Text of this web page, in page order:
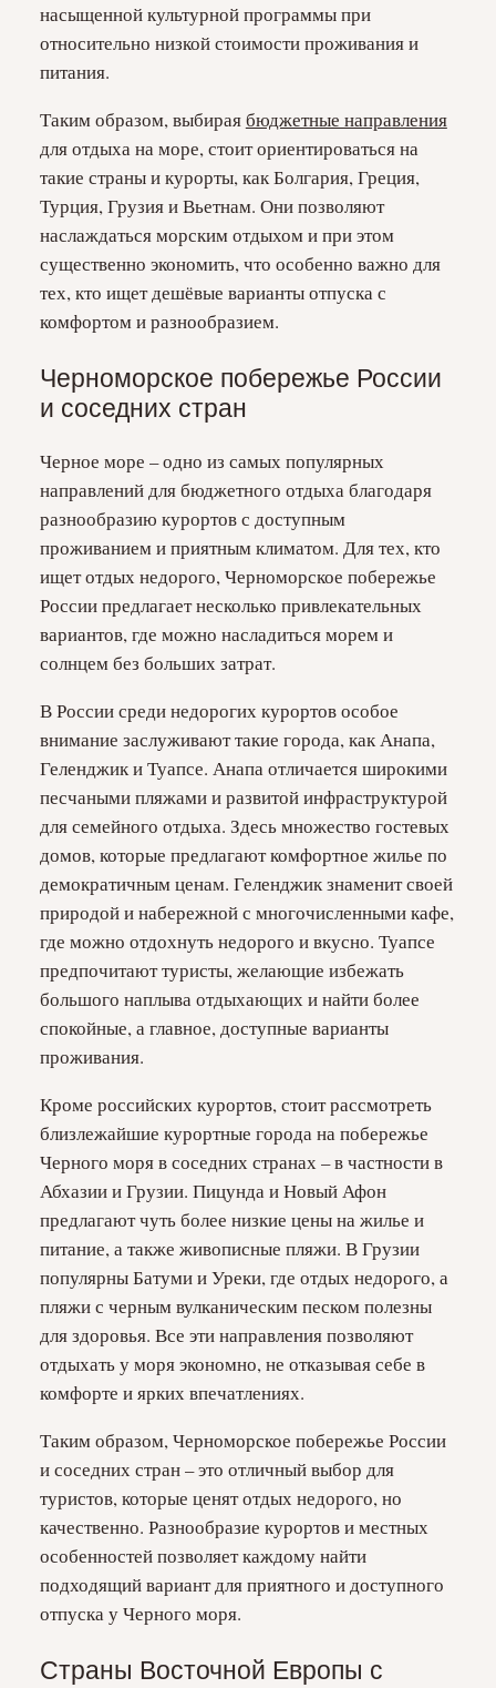
насыщенной культурной программы при
относительно низкой стоимости проживания и
питания.
Таким образом, выбираябюджетные направления
для отдыха на море, стоит ориентироваться на
такие страны и курорты, как Болгария, Греция,
Турция, Грузия и Вьетнам. Они позволяют
наслаждаться морским отдыхом и при этом
существенно экономить, что особенно важно для
тех, кто ищет дешёвые варианты отпуска с
комфортом и разнообразием.
Черноморское побережье России
и соседних стран
Черное море – одно из самых популярных
направлений для бюджетного отдыха благодаря
разнообразию курортов с доступным
проживанием и приятным климатом. Для тех, кто
ищет отдых недорого, Черноморское побережье
России предлагает несколько привлекательных
вариантов, где можно насладиться морем и
солнцем без больших затрат.
В России среди недорогих курортов особое
внимание заслуживают такие города, как Анапа,
Геленджик и Туапсе. Анапа отличается широкими
песчаными пляжами и развитой инфраструктурой
для семейного отдыха. Здесь множество гостевых
домов, которые предлагают комфортное жилье по
демократичным ценам. Геленджик знаменит своей
природой и набережной с многочисленными кафе,
где можно отдохнуть недорого и вкусно. Туапсе
предпочитают туристы, желающие избежать
большого наплыва отдыхающих и найти более
спокойные, а главное, доступные варианты
проживания.
Кроме российских курортов, стоит рассмотреть
близлежайшие курортные города на побережье
Черного моря в соседних странах – в частности в
Абхазии и Грузии. Пицунда и Новый Афон
предлагают чуть более низкие цены на жилье и
питание, а также живописные пляжи. В Грузии
популярны Батуми и Уреки, где отдых недорого, а
пляжи с черным вулканическим песком полезны
для здоровья. Все эти направления позволяют
отдыхать у моря экономно, не отказывая себе в
комфорте и ярких впечатлениях.
Таким образом, Черноморское побережье России
и соседних стран – это отличный выбор для
туристов, которые ценят отдых недорого, но
качественно. Разнообразие курортов и местных
особенностей позволяет каждому найти
подходящий вариант для приятного и доступного
отпуска у Черного моря.
Страны Восточной Европы с